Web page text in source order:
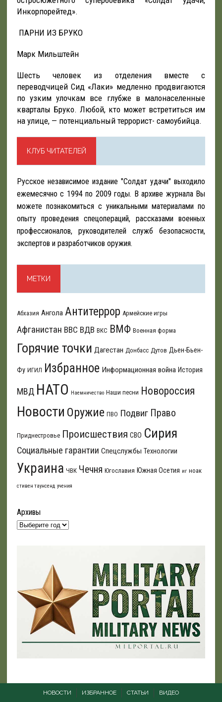
Инкорпорейтед».
ПАРНИ ИЗ БРУКО
Марк Мильштейн
Шесть человек из отделения вместе с
переводчицей Сид «Лаки» медленно продвигаются
по узким улочкам все глубже в малонаселенные
кварталы Бруко. Любой, кто может встретиться им
на улице, — потенциальный террорист- самоубийца.
КЛУБ ЧИТАТЕЛЕЙ
Русское независимое издание "Солдат удачи" выходило
ежемесячно с 1994 по 2009 годы. В архиве журнала Вы
можете познакомиться с уникальными материалами по
опыту проведения спецопераций, рассказами военных
профессионалов, руководителей служб безопасности,
экспертов и разработчиков оружия.
МЕТКИ
Абхазия Ангола Антитеррор Армейские игры
Афганистан ВВС ВДВ ВКС ВМФ Военная форма
Горячие точки Дагестан Донбасс Дутов Дьен-Бьен-
Фу ИГИЛ Избранное Информационная война История
МВД НАТО Наемничество Наши песни Новороссия
Новости Оружие ПВО Подвиг Право
Приднестровье Происшествия СВО Сирия
Социальные гарантии Спецслужбы Технологии
Украина ЧВК Чечня Югославия Южная Осетия иг ноак
стивен таунсенд учения
Архивы
НОВОСТИ ИЗБРАННОЕ СТАТЬИ ВИДЕО